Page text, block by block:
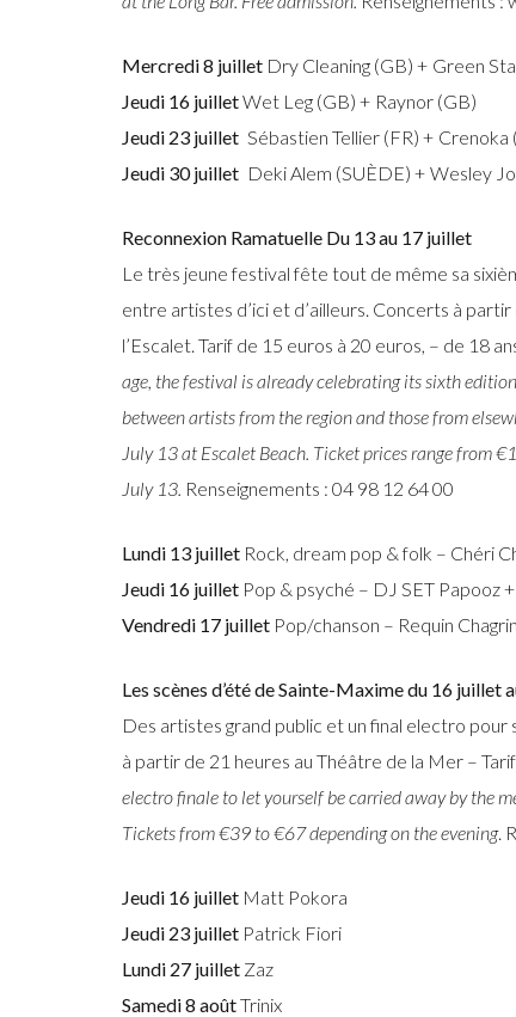
Mercredi 8 juillet Dry Cleaning (GB) + Green
Jeudi 16 juilletWet Leg (GB) + Raynor (GB)
Jeudi 23 juillet Sébastien Tellier (FR) + Crenoka
Jeudi 30 juillet Deki Alem (SUÈDE) + Wesley
Reconnexion Ramatuelle Du 13 au 17 juillet
Le très jeune festival fête tout de même sa
entre artistes d’ici et d’ailleurs. Concerts à
l’Escalet. Tarif de 15 euros à 20 euros, – de 18
age, the festival is already celebrating its sixth
between artists from the region and those from
July 13 at Escalet Beach. Ticket prices range from
July 13. Renseignements : 04 98 12 64 00
Lundi 13 juillet Rock, dream pop & folk – Chéri
Jeudi 16 juillet Pop & psyché – DJ SET Papooz
Vendredi 17 juillet Pop/chanson – Requin
Les scènes d’été de Sainte-Maxime du 16 juillet
Des artistes grand public et un final electro
à partir de 21 heures au Théâtre de la Mer –
electro finale to let yourself be carried away by the
Tickets from €39 to €67 depending on the evening.
Jeudi 16 juillet Matt Pokora
Jeudi 23 juillet Patrick Fiori
Lundi 27 juillet Zaz
Samedi 8 aoûtTrinix